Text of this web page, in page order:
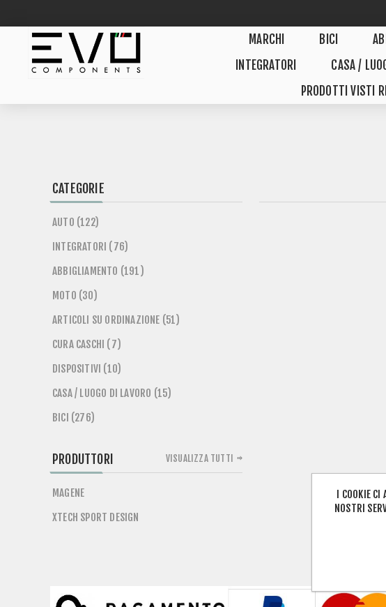
MARCHI BICI
INTEGRATORI
CASA /
PRODOTTI VISTI
CATEGORIE
AUTO (122)
INTEGRATORI (76)
ABBIGLIAMENTO (191)
MOTO (30)
ARTICOLI SU ORDINAZIONE (51)
CURA CASCHI (7)
DISPOSITIVI (10)
CASA / LUOGO DI LAVORO (15)
BICI (276)
PRODUTTORI
MAGENE
XTECH SPORT DESIGN
VISUALIZZA TUTTI
I COOKIE
NOSTRI